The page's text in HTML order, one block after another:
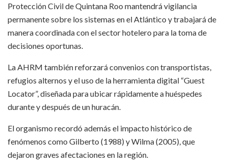
Protección Civil de Quintana Roo mantendrá vigilancia
permanente sobre los sistemas en el Atlántico y trabajará de
manera coordinada con el sector hotelero para la toma de
decisiones oportunas.
La AHRM también reforzará convenios con transportistas,
refugios alternos y el uso de la herramienta digital “Guest
Locator”, diseñada para ubicar rápidamente a huéspedes
durante y después de un huracán.
El organismo recordó además el impacto histórico de
fenómenos como Gilberto (1988) y Wilma (2005), que
dejaron graves afectaciones en la región.